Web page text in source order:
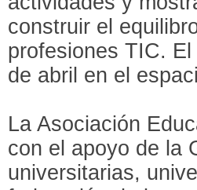
construir el
profesiones TIC.
de abril en el
La Asociación
con el apoyo de la
universitarias,